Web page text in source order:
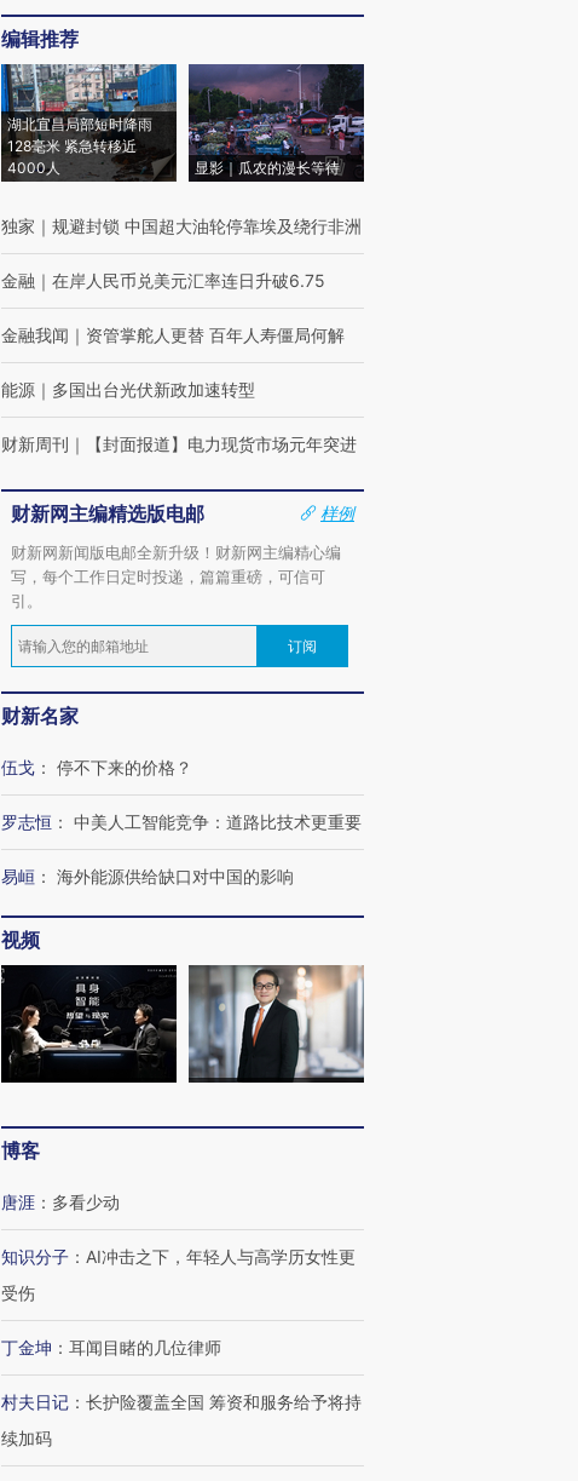
编辑推荐
湖北宜昌局部短时降雨
128毫米 紧急转移近
4000人
显影｜瓜农的漫长等待
独家 ｜ 规避封锁 中国超大油轮停靠埃及绕行非洲
金融 ｜ 在岸人民币兑美元汇率连日升破6.75
金融我闻 ｜ 资管掌舵人更替 百年人寿僵局何解
能源 ｜ 多国出台光伏新政加速转型
财新周刊 ｜ 【封面报道】电力现货市场元年突进
财新网主编精选版电邮
样例
财新网新闻版电邮全新升级！财新网主编精心编
写，每个工作日定时投递，篇篇重磅，可信可
引。
订阅
财新名家
伍戈 ： 停不下来的价格？
罗志恒 ： 中美人工智能竞争：道路比技术更重要
易峘 ： 海外能源供给缺口对中国的影响
视频
博客
唐涯 ： 多看少动
知识分子 ： AI冲击之下，年轻人与高学历女性更
受伤
丁金坤 ： 耳闻目睹的几位律师
村夫日记 ： 长护险覆盖全国 筹资和服务给予将持
续加码